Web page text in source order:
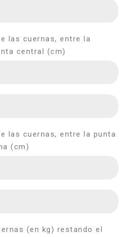
las cuernas, entre la
central (cm)
las cuernas, entre la punta
(cm)
(en kg) restando el